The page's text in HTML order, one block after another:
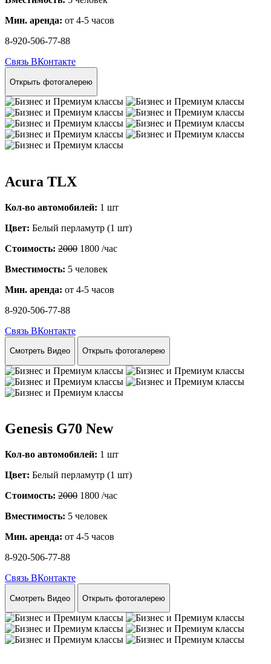
Мин. аренда: от 4-5 часов
8-920-506-77-88
Связь ВКонтакте
Открыть фотогалерею
Acura TLX
Кол-во автомобилей: 1 шт
Цвет: Белый перламутр (1 шт)
Стоимость: 2000 1800 /час
Вместимость: 5 человек
Мин. аренда: от 4-5 часов
8-920-506-77-88
Связь ВКонтакте
Смотреть Видео Открыть фотогалерею
Genesis G70 New
Кол-во автомобилей: 1 шт
Цвет: Белый перламутр (1 шт)
Стоимость: 2000 1800 /час
Вместимость: 5 человек
Мин. аренда: от 4-5 часов
8-920-506-77-88
Связь ВКонтакте
Смотреть Видео Открыть фотогалерею